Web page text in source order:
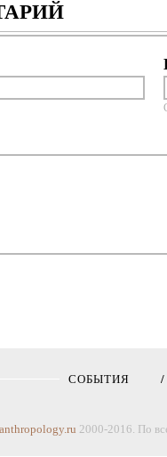
СОБЫТИЯ
anthropology.ru 2000-2016. По